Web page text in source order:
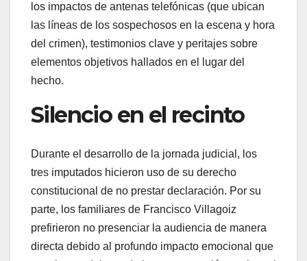
los impactos de antenas telefónicas (que ubican
las líneas de los sospechosos en la escena y hora
del crimen), testimonios clave y peritajes sobre
elementos objetivos hallados en el lugar del
hecho.
Silencio en el recinto
Durante el desarrollo de la jornada judicial, los
tres imputados hicieron uso de su derecho
constitucional de no prestar declaración. Por su
parte, los familiares de Francisco Villagoiz
prefirieron no presenciar la audiencia de manera
directa debido al profundo impacto emocional que